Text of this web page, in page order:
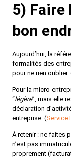
5) Faire
bon
Aujourd’hui, la
formalités des
pour ne rien oublier.
Pour la micro-
“légère”, mais elle
déclaration
entreprise. (Service
Àretenir: ne faites
n’est pas
proprement